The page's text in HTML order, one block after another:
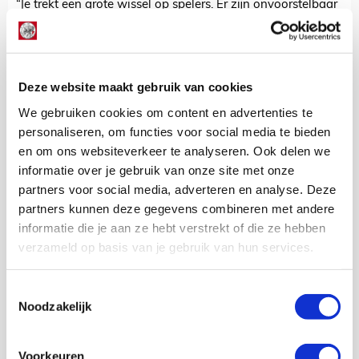
Deze website maakt gebruik van cookies
We gebruiken cookies om content en advertenties te
personaliseren, om functies voor social media te bieden
en om ons websiteverkeer te analyseren. Ook delen we
informatie over je gebruik van onze site met onze
partners voor social media, adverteren en analyse. Deze
partners kunnen deze gegevens combineren met andere
informatie die je aan ze hebt verstrekt of die ze hebben
verzameld op basis van je gebruik van hun services.
Noodzakelijk
Voorkeuren
“Je trekt een grote wissel op spelers. Er zijn onvoorstelbaar
veel blessures en vermoeidheid speelt een grote rol, kijk
naar Juventus. De frisheid is totaal verdwenen. Daarom
hoog liggen na vijf maanden zonder voetbal. Mijn spelers
zullen ook weer moeten wennen, maar ik vond het
enigszins meevallen. Misschien omdat het de eerste keer
was. Desondanks hoop ik dat dit de basis is waarop we
gaan bouwen.”
Kevin Van Nunen
Bekijk alle berichten van Kevin Van
Nunen